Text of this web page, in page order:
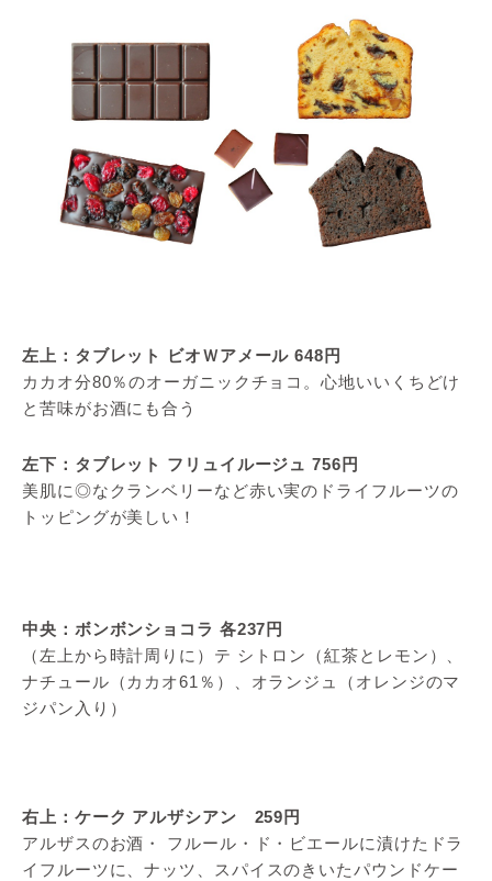
左上：タブレット ビオＷアメール 648円
カカオ分80％のオーガニックチョコ。心地いいくちどけ
と苦味がお酒にも合う
左下：タブレット フリュイルージュ 756円
美肌に◎なクランベリーなど赤い実のドライフルーツの
トッピングが美しい！
中央：ボンボンショコラ 各237円
（左上から時計周りに）テ シトロン（紅茶とレモン）、
ナチュール（カカオ61％）、オランジュ（オレンジのマ
ジパン入り）
右上：ケーク アルザシアン 259円
アルザスのお酒・ フルール・ド・ビエールに漬けたドラ
イフルーツに、ナッツ、スパイスのきいたパウンドケー